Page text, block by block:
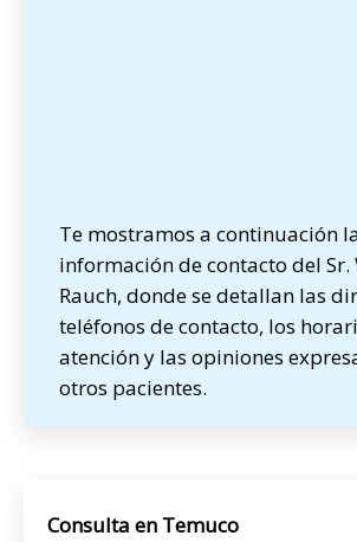
Te mostramos a continuación
información de contacto del Sr.
Rauch, donde se detallan las
teléfonos de contacto, los
atención y las opiniones
otros pacientes.
Consulta en Temuco